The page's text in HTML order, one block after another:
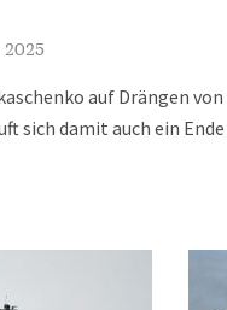
2025
auf Drängen
sich damit auch ein